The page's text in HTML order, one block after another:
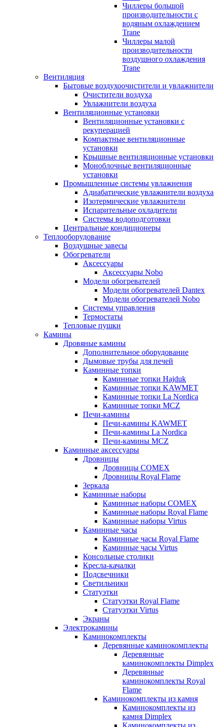
Чиллеры большой
производительности с
водяным охлаждением
Trane
Чиллеры малой
производительности
воздушного охлаждения
Trane
Вентиляция
Бытовые воздухоочистители и увлажнители
Очистители воздуха
Увлажнители воздуха
Вентиляционные установки
Вентиляционные установки с
рекуперацией
Компактные вентиляционные
установки
Крышные вентиляционные установки
Моноблочные вентиляционные
установки
Промышленные системы увлажнения
Адиабатические увлажнители воздуха
Изотермические увлажнители
Испарительные охладители
Системы водоподготовки
Центральные кондиционеры
Теплооборудование
Воздушные завесы
Обогреватели
Аксессуары
Аксессуары Nobo
Модели обогревателей
Модели обогревателей Dantex
Модели обогревателей Nobo
Системы управления
Термостаты
Тепловые пушки
Камины
Дровяные камины
Дополнительное оборудование
Дымовые трубы для печей
Каминные топки
Каминные топки Hajduk
Каминные топки KAWMET
Каминные топки La Nordica
Каминные топки MCZ
Печи-камины
Печи-камины KAWMET
Печи-камины La Nordica
Печи-камины MCZ
Каминные аксессуары
Дровницы
Дровницы COMEX
Дровницы Royal Flame
Зеркала
Каминные наборы
Каминные наборы COMEX
Каминные наборы Royal Flame
Каминные наборы Virtus
Каминные часы
Каминные часы Royal Flame
Каминные часы Virtus
Консольные столики
Кресла-качалки
Подсвечники
Светильники
Статуэтки
Статуэтки Royal Flame
Статуэтки Virtus
Экраны
Электрокамины
Каминокомплекты
Деревянные каминокомплекты
Деревянные
каминокомплекты Dimplex
Деревянные
каминокомплекты Royal
Flame
Каминокомплекты из камня
Каминокомплекты из
камня Dimplex
Каминокомплекты из